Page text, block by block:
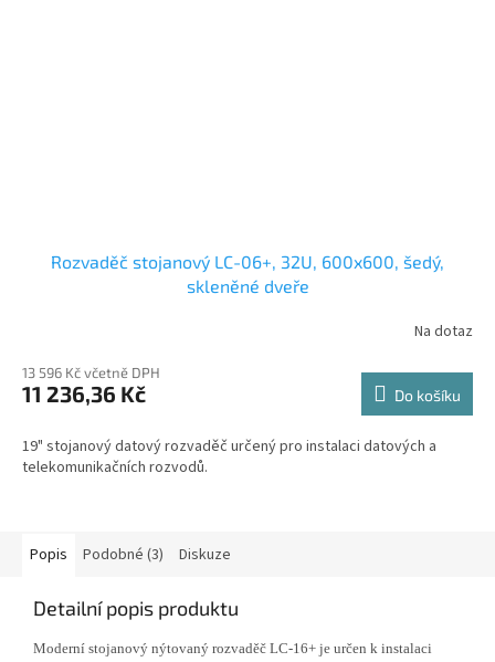
Rozvaděč stojanový LC-06+, 32U, 600x600, šedý,
skleněné dveře
Na dotaz
13 596 Kč včetně DPH
11 236,36 Kč Do košíku
19" stojanový datový rozvaděč určený pro instalaci datových a
telekomunikačních rozvodů.
Popis Podobné (3) Diskuze
Detailní popis produktu
Moderní stojanový nýtovaný rozvaděč LC-16+ je určen k instalaci